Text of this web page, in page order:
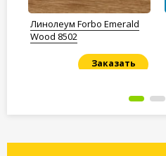
Линолеум Forbo Emerald
Wood 8502
Заказать